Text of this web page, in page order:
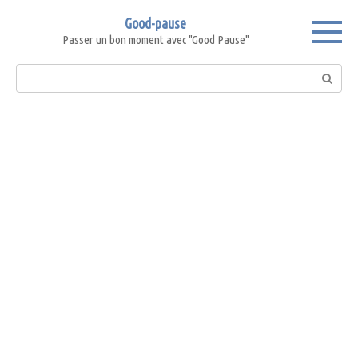
Good-pause
Passer un bon moment avec "Good Pause"
Search: